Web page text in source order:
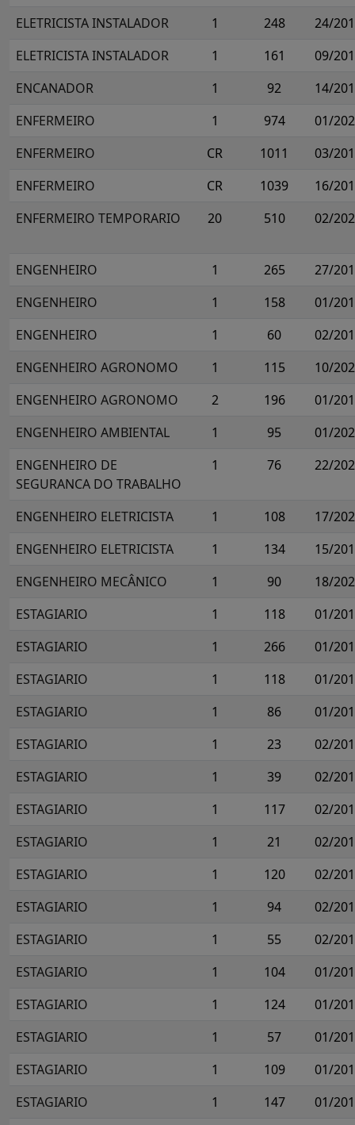
ELETRICISTA INSTALADOR
1 248
24/
ELETRICISTA INSTALADOR
1 161
09/
ENCANADOR
1 92
14/
ENFERMEIRO
1 974
01/
ENFERMEIRO
CR 1011
03/
ENFERMEIRO
CR 1039
16/
ENFERMEIRO TEMPORARIO
20 510 02/
ENGENHEIRO 1 265
27/
ENGENHEIRO
1 158
01/
ENGENHEIRO
1 60
02/
ENGENHEIRO AGRONOMO
1 115
10/
ENGENHEIRO AGRONOMO
2 196
01/
ENGENHEIRO AMBIENTAL
1 95
01/
ENGENHEIRO DE
SEGURANCA DO TRABALHO
1 76 22/
ENGENHEIRO ELETRICISTA 1 108
17/
ENGENHEIRO ELETRICISTA
1 134
15/
ENGENHEIRO MECÂNICO
1 90
18/
ESTAGIARIO
1 118
01/
ESTAGIARIO
1 266
01/
ESTAGIARIO
1 118
01/
ESTAGIARIO
1 86
01/
ESTAGIARIO
1 23
02/
ESTAGIARIO
1 39
02/
ESTAGIARIO
1 117
02/
ESTAGIARIO
1 21
02/
ESTAGIARIO
1 120
02/
ESTAGIARIO
1 94
02/
ESTAGIARIO
1 55
02/
ESTAGIARIO
1 104
01/
ESTAGIARIO
1 124
01/
ESTAGIARIO
1 57
01/
ESTAGIARIO
1 109
01/
ESTAGIARIO
1 147
01/